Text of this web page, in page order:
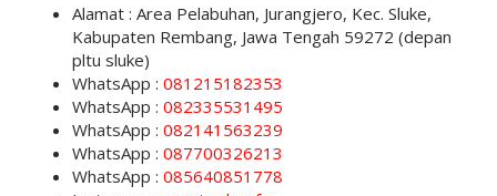
Alamat : Area Pelabuhan, Jurangjero, Kec. Sluke,
Kabupaten Rembang, Jawa Tengah 59272 (depan
pltu sluke)
WhatsApp : 081215182353
WhatsApp : 082335531495
WhatsApp : 082141563239
WhatsApp : 087700326213
WhatsApp : 085640851778